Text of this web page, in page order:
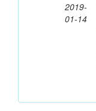
2019-
01-14